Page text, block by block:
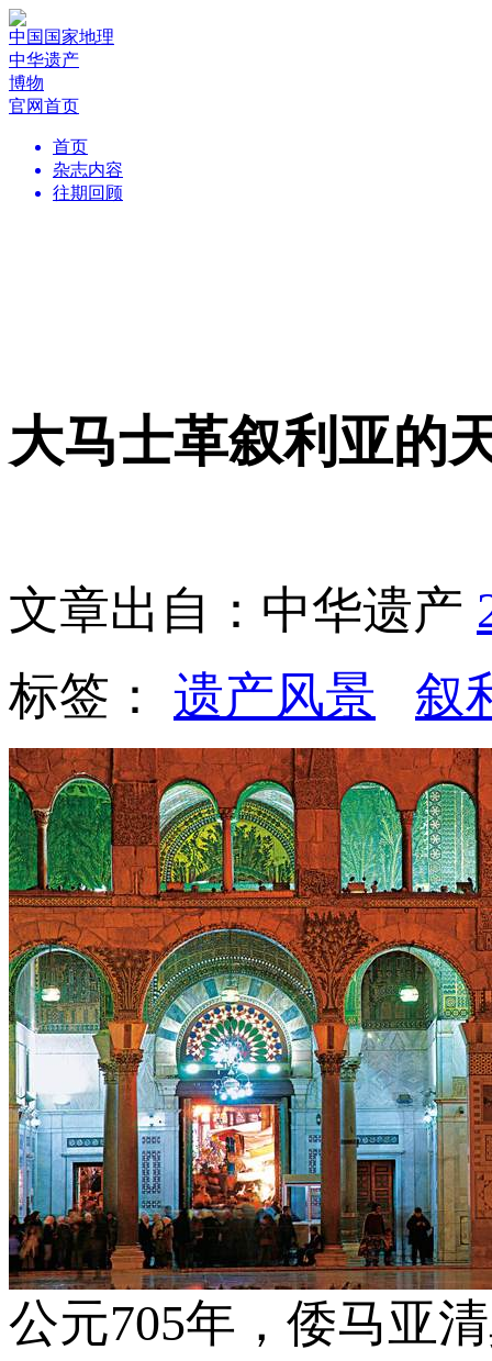
中国国家地理
中华遗产
博物
官网首页
首页
杂志内容
往期回顾
大马士革叙利亚的
文章出自：中华遗产
标签： 遗产风景 叙
公元705年，倭马亚